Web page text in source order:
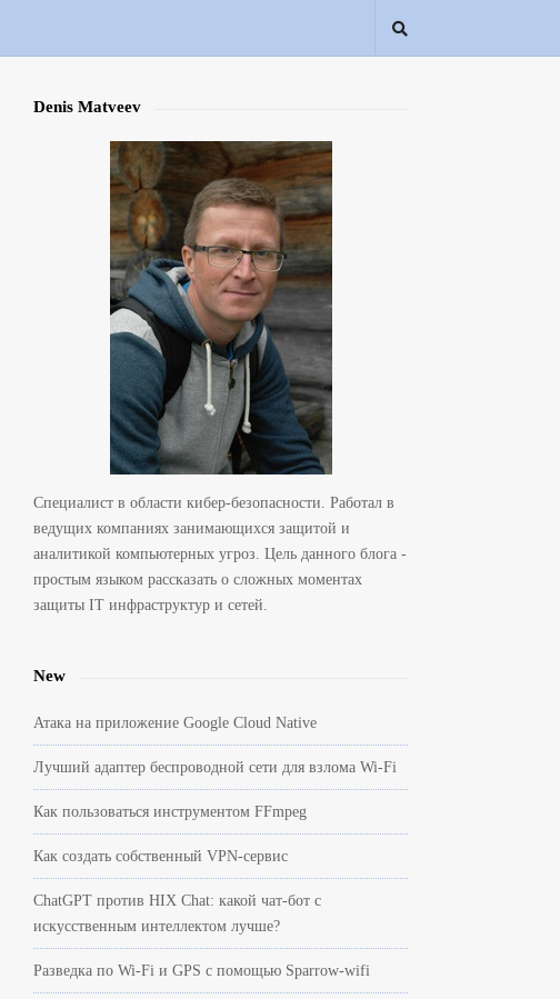
S
Denis Matveev
Специалист в области кибер-безопасности. Работал в
ведущих компаниях занимающихся защитой и
аналитикой компьютерных угроз. Цель данного блога -
простым языком рассказать о сложных моментах
защиты IT инфраструктур и сетей.
New
Атака на приложение Google Cloud Native
Лучший адаптер беспроводной сети для взлома Wi-Fi
Как пользоваться инструментом FFmpeg
Как создать собственный VPN-сервис
ChatGPT против HIX Chat: какой чат-бот с
искусственным интеллектом лучше?
Разведка по Wi-Fi и GPS с помощью Sparrow-wifi